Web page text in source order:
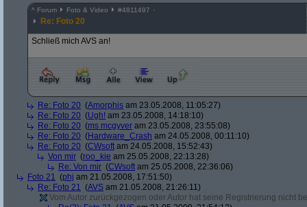
^ Forum Foto & Video #4811497
Re: Foto 20
Schließ mich AVS an!
Re: Foto 20 (Amorphis am 23.05.2008, 11:05:27)
Re: Foto 20 (Ugh! am 23.05.2008, 14:18:10)
Re: Foto 20 (ms mcgyver am 23.05.2008, 23:55:08)
Re: Foto 20 (Hardware_Crash am 24.05.2008, 00:11:10)
Re: Foto 20 (CWsoft am 24.05.2008, 15:52:43)
Von mir (roo_kie am 25.05.2008, 22:13:28)
Re: Von mir (CWsoft am 25.05.2008, 22:36:06)
Foto 21 (phj am 21.05.2008, 17:51:50)
Re: Foto 21 (AVS am 21.05.2008, 21:26:11)
Vom Autor zurückgezogen oder Autor hat seine Registrierung nicht